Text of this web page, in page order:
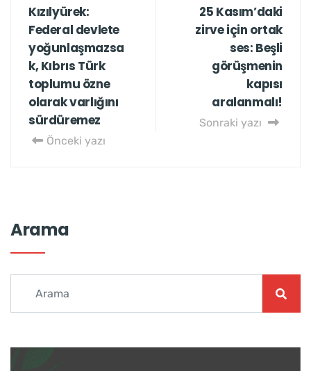
Kızılyürek:
Federal devlete
yoğunlaşmazsa
k, Kıbrıs Türk
toplumu özne
olarak varlığını
sürdüremez
Önceki yazı
25 Kasım’daki
zirve için ortak
ses: Beşli
görüşmenin
kapısı
aralanmalı!
Sonraki yazı
Arama